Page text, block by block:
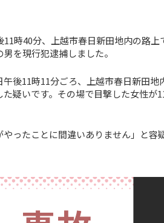
時40分、上越市春日新田地内の路
を現行犯逮捕しました。
後11時11分ごろ、上越市春日新田
疑いです。その場で目撃した女性
ったことに間違いありません」と容